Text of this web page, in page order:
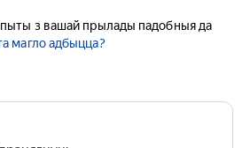
з вашай прылады падобныя да
магло адбыцца?